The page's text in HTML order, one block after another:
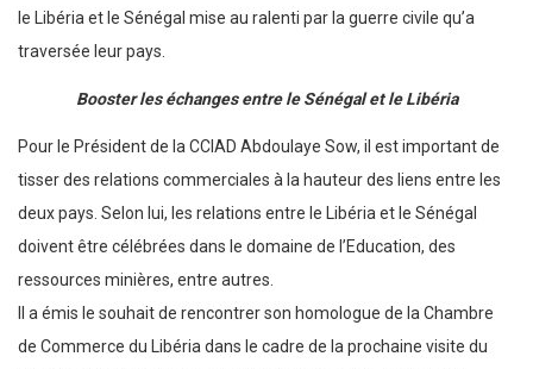
le Libéria et le Sénégal mise au ralenti par la guerre civile qu’a
traversée leur pays.
Booster les échanges entre le Sénégal et le Libéria
Pour le Président de la CCIAD Abdoulaye Sow, il est important de
tisser des relations commerciales à la hauteur des liens entre les
deux pays. Selon lui, les relations entre le Libéria et le Sénégal
doivent être célébrées dans le domaine de l’Education, des
ressources minières, entre autres.
Il a émis le souhait de rencontrer son homologue de la Chambre
de Commerce du Libéria dans le cadre de la prochaine visite du